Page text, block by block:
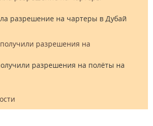
разрешение на чартеры в Дубай
разрешения на полёты на